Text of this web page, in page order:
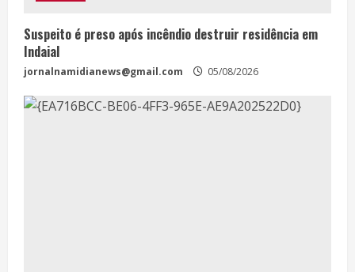
Suspeito é preso após incêndio destruir residência em
Indaial
jornalnamidianews@gmail.com 05/08/2026